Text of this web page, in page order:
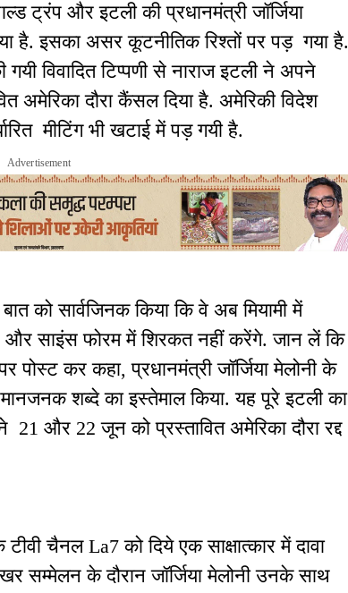
ट्रंप और इटली की प्रधानमंत्री जॉर्जिया
है. इसका असर कूटनीतिक रिश्तों पर पड़ गया है.
विवादित टिप्पणी से नाराज इटली ने अपने
अमेरिका दौरा कैंसल दिया है. अमेरिकी विदेश
मीटिंग भी खटाई में पड़ गयी है.
Advertisement
को सार्वजिनक किया कि वे अब मियामी में
और साइंस फोरम में शिरकत नहीं करेंगे. जान लें कि
पोस्ट कर कहा, प्रधानमंत्री जॉर्जिया मेलोनी के
शब्दे का इस्तेमाल किया. यह पूरे इटली का
और 22 जून को प्रस्तावित अमेरिका दौरा रद्द
चैनल La7 को दिये एक साक्षात्कार में दावा
सम्मेलन के दौरान जॉर्जिया मेलोनी उनके साथ